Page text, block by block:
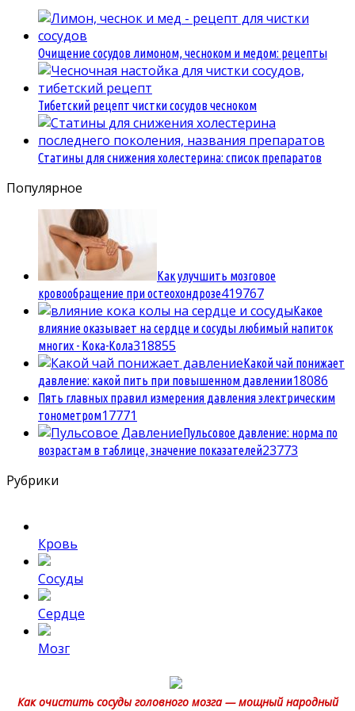
Очищение сосудов лимоном, чесноком и медом: рецепты
Тибетский рецепт чистки сосудов чесноком
Статины для снижения холестерина: список препаратов
Популярное
Как улучшить мозговое
кровообращение при остеохондрозе419767
Какое
влияние оказывает на сердце и сосуды любимый напиток
многих - Кока-Кола318855
Какой чай понижает
давление: какой пить при повышенном давлении18086
Пять главных правил измерения давления электрическим
тонометром17771
Пульсовое давление: норма по
возрастам в таблице, значение показателей23773
Рубрики
Кровь
Сосуды
Сердце
Мозг
Как очистить сосуды головного мозга — мощный народный